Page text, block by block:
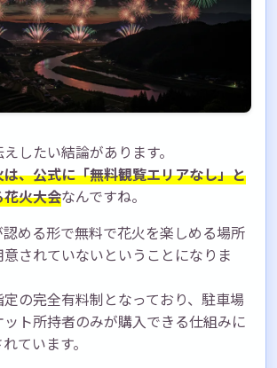
したい結論があります。
、公式に「無料観覧エリアなし」と
火大会なんですね。
める形で無料で花火を楽しめる場所
されていないということになりま
の完全有料制となっており、駐車場
ト所持者のみが購入できる仕組みに
ています。